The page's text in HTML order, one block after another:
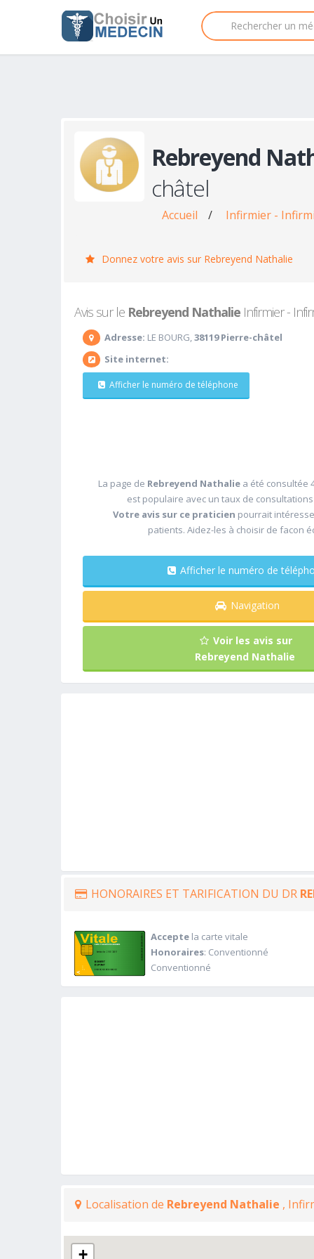
Rebreyend
châtel
Accueil / Infirmier -
Donnez votre avis sur Rebreyend Nathalie
Avis sur le Rebreyend Nathalie Infirmier -
Adresse: LE BOURG,38119 Pierre-châtel
Site internet:
Afficher le numéro de téléphone
La page de Rebreyend Nathalie a été consultée
est populaire avec un taux de
Votre avis sur ce praticien pourrait
patients. Aidez-les à choisir de facon
Afficher le numéro de
Navigation
Voir les avis sur
Rebreyend Nathalie
HONORAIRES ET TARIFICATION DU DR
Acceptela carte vitale
Honoraires: Conventionné
Conventionné
Localisation de Rebreyend Nathalie ,
+